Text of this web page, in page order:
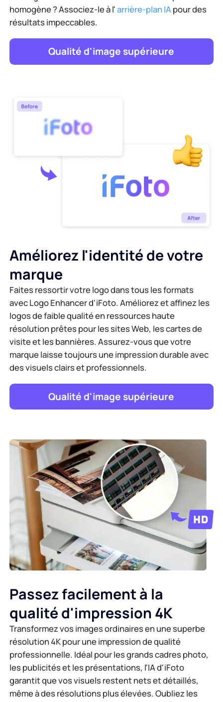
homogène ? Associez-le à l'arrière-plan IApour des
résultats impeccables.
Qualité d'image supérieure
Améliorez l'identité de votre
marque
Faites ressortir votre logo dans tous les formats
avec Logo Enhancer d'iFoto. Améliorez et affinez les
logos de faible qualité en ressources haute
résolution prêtes pour les sites Web, les cartes de
visite et les bannières. Assurez-vous que votre
marque laisse toujours une impression durable avec
des visuels clairs et professionnels.
Qualité d'image supérieure
Passez facilement à la
qualité d'impression 4K
Transformez vos images ordinaires en une superbe
résolution 4K pour une impression de qualité
professionnelle. Idéal pour les grands cadres photo,
les publicités et les présentations, l'IA d'iFoto
garantit que vos visuels restent nets et détaillés,
même à des résolutions plus élevées. Oubliez les